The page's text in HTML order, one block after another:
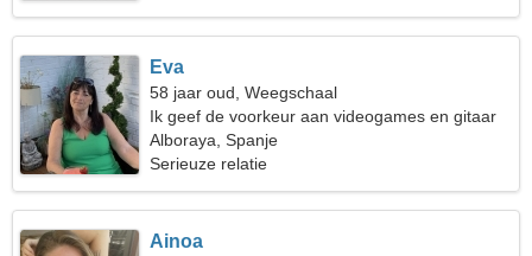
Eva
58 jaar oud, Weegschaal
Ik geef de voorkeur aan videogames en gitaar
Alboraya, Spanje
Serieuze relatie
Ainoa